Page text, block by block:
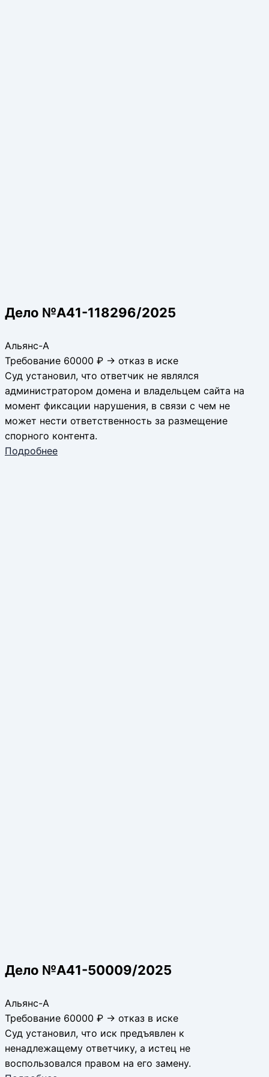
Дело №А41-118296/2025
Альянс-А
Требование 60000 ₽ → отказ в иске
Суд установил, что ответчик не являлся
администратором домена и владельцем сайта на
момент фиксации нарушения, в связи с чем не
может нести ответственность за размещение
спорного контента.
Подробнее
Дело №А41-50009/2025
Альянс-А
Требование 60000 ₽ → отказ в иске
Суд установил, что иск предъявлен к
ненадлежащему ответчику, а истец не
воспользовался правом на его замену.